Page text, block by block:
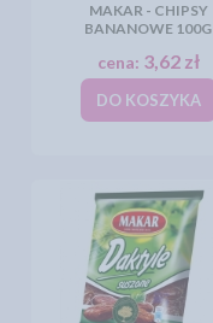
MAKAR - CHIPSY
BANANOWE 100G
cena: 3,62 zł
DO KOSZYKA